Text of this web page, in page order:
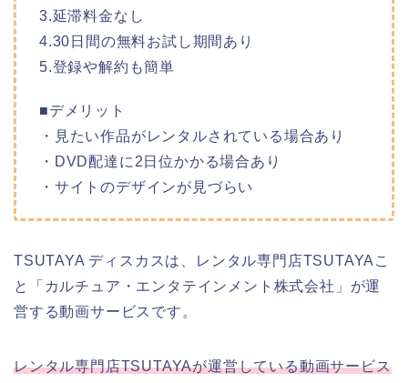
3.延滞料金なし
4.30日間の無料お試し期間あり
5.登録や解約も簡単
■デメリット
・見たい作品がレンタルされている場合あり
・DVD配達に2日位かかる場合あり
・サイトのデザインが見づらい
TSUTAYA ディスカスは、レンタル専門店TSUTAYAこ
と「カルチュア・エンタテインメント株式会社」が運
営する動画サービスです。
レンタル専門店TSUTAYAが運営している動画サービス